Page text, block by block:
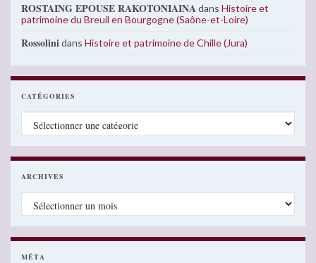
ROSTAING EPOUSE RAKOTONIAINAdans Histoire et
patrimoine du Breuil en Bourgogne (Saône-et-Loire)
Rossolinidans Histoire et patrimoine de Chille (Jura)
CATÉGORIES
Catégories
ARCHIVES
Archives
MÉTA